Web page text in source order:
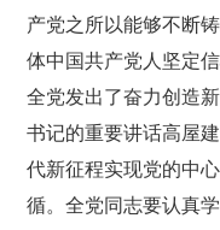
产党之所以能够不断
体中国共产党人坚定
全党发出了奋力创造
书记的重要讲话高屋
代新征程实现党的中
循。全党同志要认真